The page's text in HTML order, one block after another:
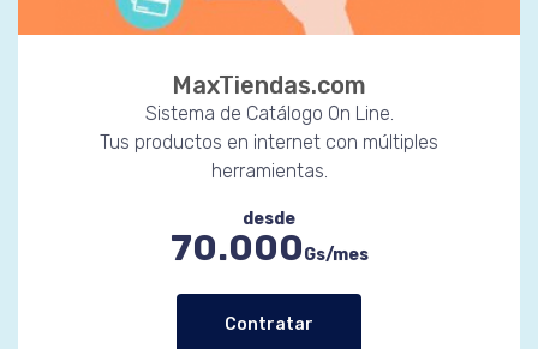
MaxTiendas.com
Sistema de Catálogo On Line.
Tus productos en internet con múltiples
herramientas.
desde
70.000Gs/mes
Contratar